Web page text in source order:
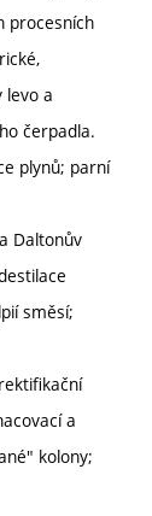
procesních
levo a
čerpadla.
plynů; parní
Daltonův
směsí;
a
kolony;